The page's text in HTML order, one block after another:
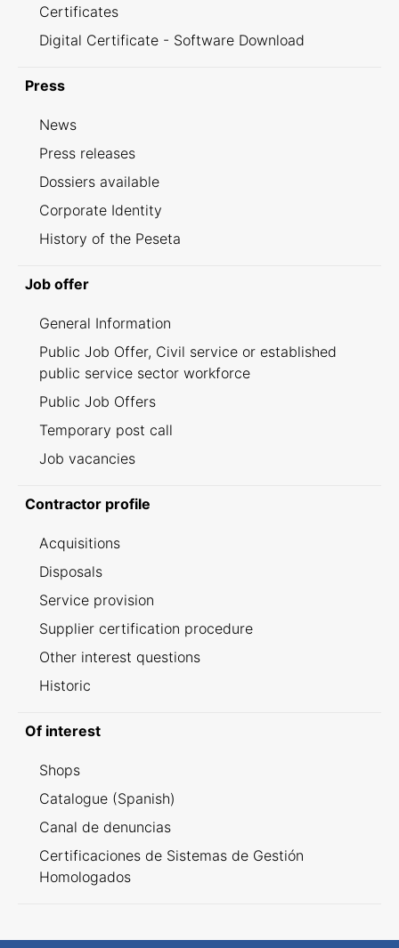
Certificates
Digital Certificate - Software Download
Press
News
Press releases
Dossiers available
Corporate Identity
History of the Peseta
Job offer
General Information
Public Job Offer, Civil service or established
public service sector workforce
Public Job Offers
Temporary post call
Job vacancies
Contractor profile
Acquisitions
Disposals
Service provision
Supplier certification procedure
Other interest questions
Historic
Of interest
Shops
Catalogue (Spanish)
Canal de denuncias
Certificaciones de Sistemas de Gestión
Homologados